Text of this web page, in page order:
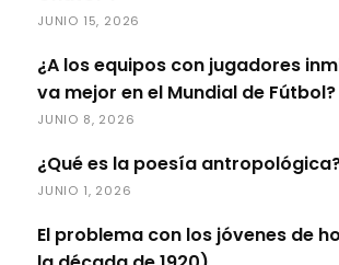
JUNIO 15, 2026
¿A los equipos con jugadores
va mejor en el Mundial de Fútbol?
JUNIO 8, 2026
¿Qué es la poesía
JUNIO 1, 2026
El problema con los jóvenes de